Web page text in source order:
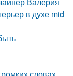
Валерия
в духе mid